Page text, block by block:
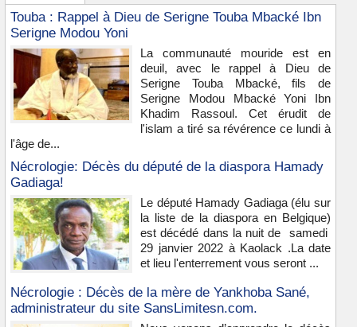
Touba : Rappel à Dieu de Serigne Touba Mbacké Ibn
Serigne Modou Yoni
La communauté mouride est en
deuil, avec le rappel à Dieu de
Serigne Touba Mbacké, fils de
Serigne Modou Mbacké Yoni Ibn
Khadim Rassoul. Cet érudit de
l'islam a tiré sa révérence ce lundi à
l'âge de...
Nécrologie: Décès du député de la diaspora Hamady
Gadiaga!
Le député Hamady Gadiaga (élu sur
la liste de la diaspora en Belgique)
est décédé dans la nuit de samedi
29 janvier 2022 à Kaolack .La date
et lieu l'enterrement vous seront ...
Nécrologie : Décès de la mère de Yankhoba Sané,
administrateur du site SansLimitesn.com.